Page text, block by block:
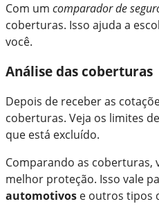
Com um comparador de
coberturas. Isso ajuda a
você.
Análise das coberturas
Depois de receber as
coberturas. Veja os limites
que está excluído.
Comparando as coberturas,
melhor proteção. Isso vale
automotivos e outros tipos